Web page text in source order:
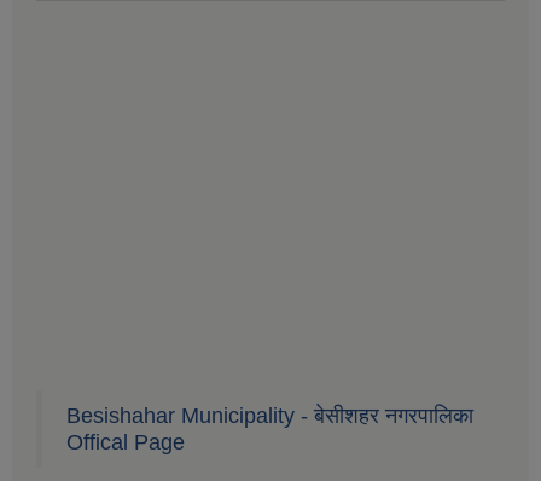
Besishahar Municipality - बेसीशहर नगरपालिका
Offical Page